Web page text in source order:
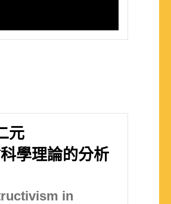
元
學理論的分析
in